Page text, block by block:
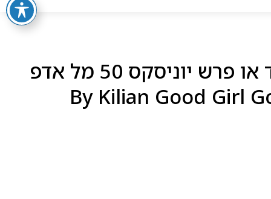
קיליאן גוד גירל גון באד או פרש יוניסקס 50 מל אדפ
– By Kilian Good Girl